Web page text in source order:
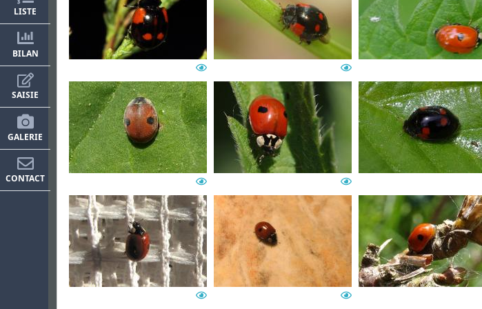
LISTE
BILAN
SAISIE
GALERIE
CONTACT